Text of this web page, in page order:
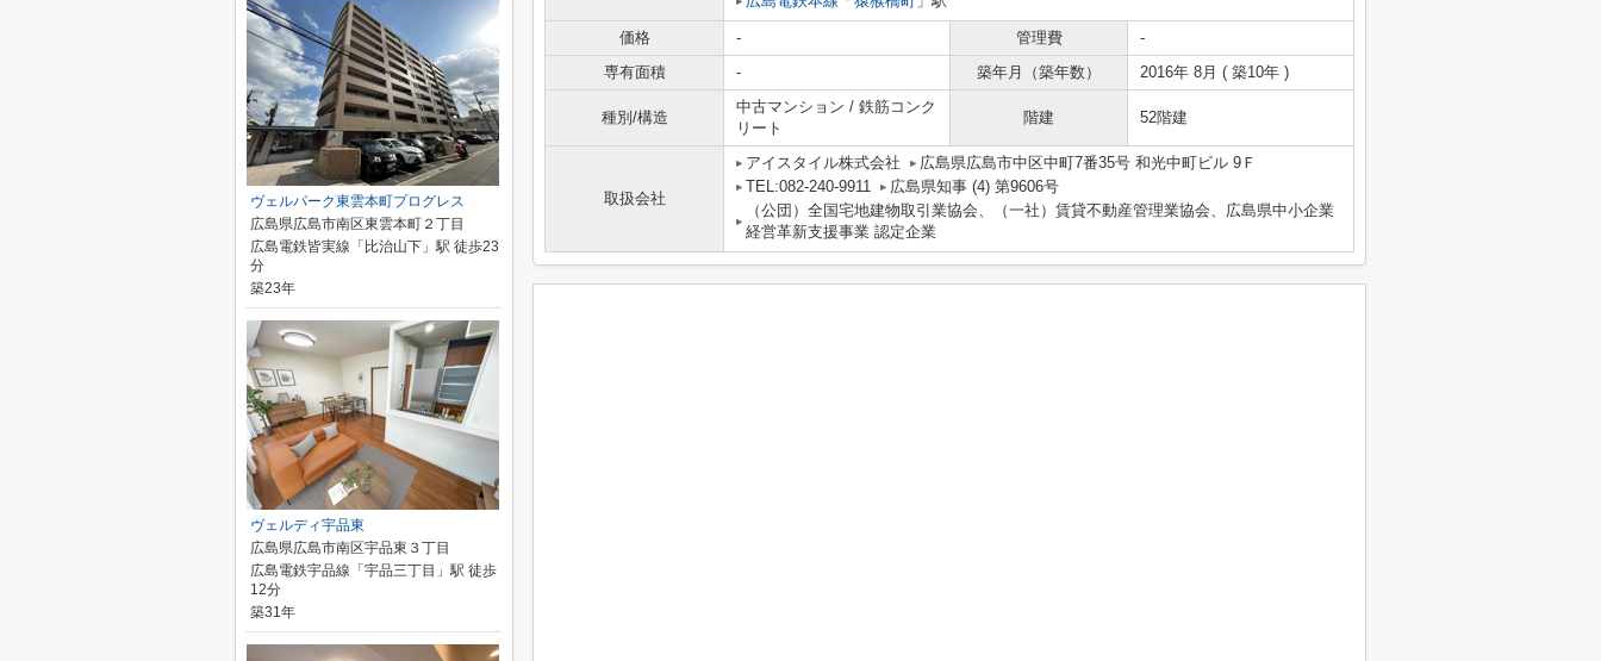
価格 - 管理費
-
専有面積
- 築年月（築年数） 2016年 8月 ( 築10年 )
種別/構造
中古マンション / 鉄筋コンク
リート
階建 52階建
取扱会社
アイスタイル株式会社
広島県広島市中区中町7番35号 和光中町ビル 9Ｆ
TEL:082-240-9911
広島県知事 (4) 第9606号
（公団）全国宅地建物取引業協会、（一社）賃貸不動産管理業協会、広島県中小企業
経営革新支援事業 認定企業
ヴェルパーク東雲本町プログレス
広島県広島市南区東雲本町２丁目
広島電鉄皆実線「比治山下」駅 徒歩23
分
築23年
ヴェルディ宇品東
広島県広島市南区宇品東３丁目
広島電鉄宇品線「宇品三丁目」駅 徒歩
12分
築31年